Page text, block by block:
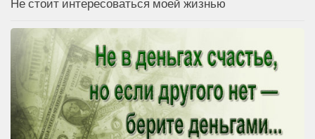
Не стоит интересоваться моей жизнью